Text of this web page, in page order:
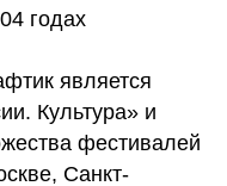
годах
является
Культура» и
фестивалей
Санкт-